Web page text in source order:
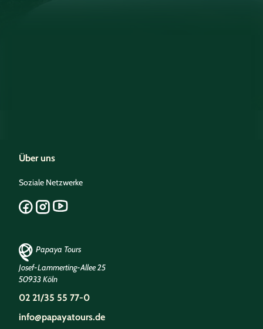
Über uns
Soziale Netzwerke
Papaya Tours
Josef-Lammerting-Allee 25
50933 Köln
02 21/35 55 77-0
info@papayatours.de